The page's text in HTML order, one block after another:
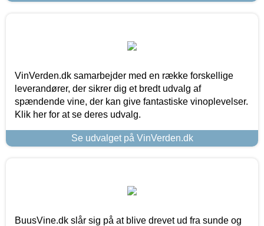
VinVerden.dk samarbejder med en række forskellige
leverandører, der sikrer dig et bredt udvalg af
spændende vine, der kan give fantastiske vinoplevelser.
Klik her for at se deres udvalg.
Se udvalget på VinVerden.dk
BuusVine.dk slår sig på at blive drevet ud fra sunde og